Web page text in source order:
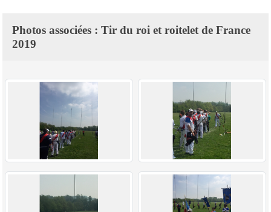
Photos associées : Tir du roi et roitelet de France
2019